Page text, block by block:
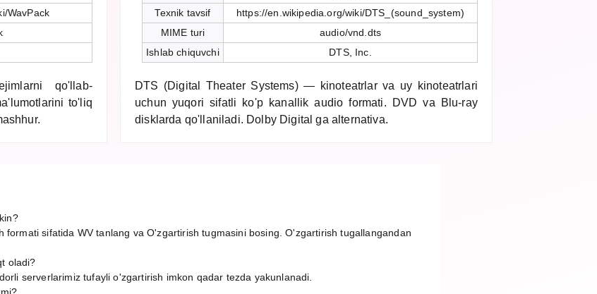
WavPack
qo'llab-
to'liq
Texnik tavsif
https://en.wikipedia.org/wiki/DTS_(sound_system)
MIME turi
audio/vnd.dts
Ishlab chiquvchi
DTS, Inc.
DTS (Digital Theater Systems) — kinoteatrlar va uy kinoteatrlari
uchun yuqori sifatli ko'p kanallik audio formati. DVD va Blu-ray
disklarda qo'llaniladi. Dolby Digital ga alternativa.
formati sifatida WV tanlang va O'zgartirish tugmasini bosing. O'zgartirish tugallangandan
oladi?
serverlarimiz tufayli o'zgartirish imkon qadar tezda yakunlanadi.